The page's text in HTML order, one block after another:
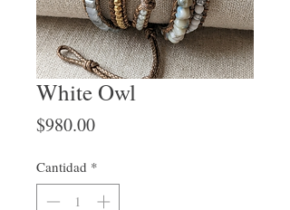
White Owl
$980.00Precio
Cantidad *